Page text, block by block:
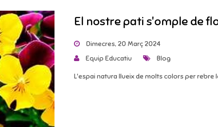
El nostre pati s'omple de
Dimecres, 20 Març 2024
Equip Educatiu
Blog
L'espai natura llueix de molts colors per rebre